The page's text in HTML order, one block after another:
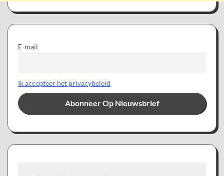
E-mail
Ik accepteer het privacybeleid